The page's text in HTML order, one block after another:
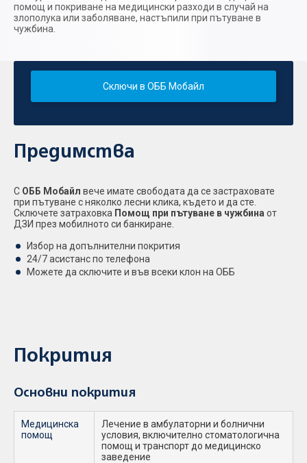
помощ и покриване на медицински разходи в случай на
злополука или заболяване, настъпили при пътуване в
чужбина.
Сключи в ОББ Мобайл
Предимства
С ОББ Мобайл вече имате свободата да се застраховате
при пътуване с няколко лесни клика, където и да сте.
Сключете затраховка Помощ при пътуване в чужбина от
ДЗИ през мобилното си банкиране.
Избор на допълнителни покрития
24/7 асистанс по телефона
Можете да сключите и във всеки клон на ОББ
Покрития
Основни покрития
Медицинска
помощ
Лечение в амбулаторни и болнични
условия, включително стоматологична
помощ и транспорт до медицинско
заведение